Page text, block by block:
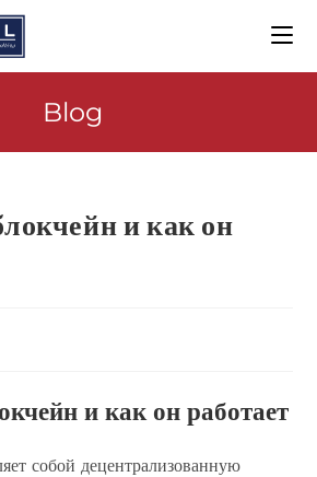
Blog
и как он
и как он работает
собой децентрализованную